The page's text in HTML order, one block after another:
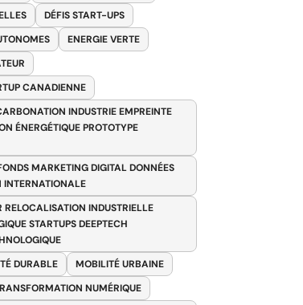
DÉFIS START-UPS
ENERGIE VERTE
CANADIENNE
INDUSTRIE EMPREINTE
ÉNERGÉTIQUE PROTOTYPE
MARKETING DIGITAL DONNÉES
INTERNATIONALE
RELOCALISATION INDUSTRIELLE
STARTUPS DEEPTECH
DURABLE
MOBILITÉ URBAINE
NUMÉRIQUE